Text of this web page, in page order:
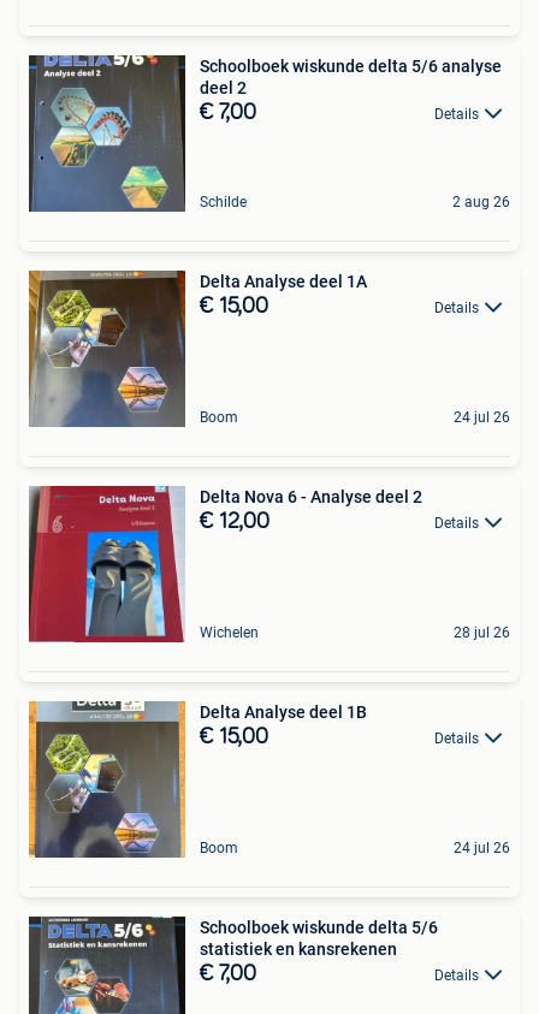
Schoolboek wiskunde delta 5/6 analyse
deel 2
€ 7,00 Details
Schilde 2 aug 26
Delta Analyse deel 1A
€ 15,00 Details
Boom 24 jul 26
Delta Nova 6 - Analyse deel 2
€ 12,00 Details
Wichelen 28 jul 26
Delta Analyse deel 1B
€ 15,00 Details
Boom 24 jul 26
Schoolboek wiskunde delta 5/6
statistiek en kansrekenen
€ 7,00 Details